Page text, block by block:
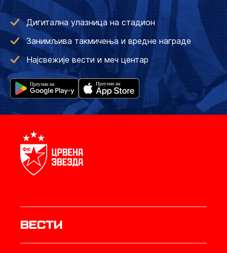
Дигитална улазница на стадион
Занимљива такмичења и вредне награде
Најсвежије вести и меч центар
Вести